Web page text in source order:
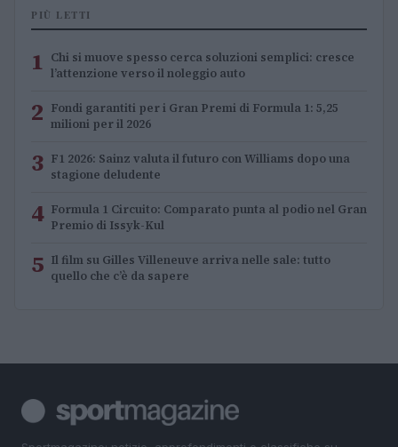
PIÙ LETTI
1 Chi si muove spesso cerca soluzioni semplici: cresce
l’attenzione verso il noleggio auto
2 Fondi garantiti per i Gran Premi di Formula 1: 5,25
milioni per il 2026
3 F1 2026: Sainz valuta il futuro con Williams dopo una
stagione deludente
4 Formula 1 Circuito: Comparato punta al podio nel Gran
Premio di Issyk-Kul
5 Il film su Gilles Villeneuve arriva nelle sale: tutto
quello che c’è da sapere